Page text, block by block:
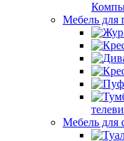
Мебель для
Мебель для